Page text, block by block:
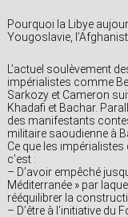
Pourquoi la Libye
Yougoslavie,
L’actuel soulèvement
impérialistes comme
Sarkozy et Cameron
Khadafi et Bachar.
des manifestants
militaire saoudienne à
Ce que les
c’est :
– D’avoir empêché
Méditerranée » par
rééquilibrer la
– D’être à l’initiative